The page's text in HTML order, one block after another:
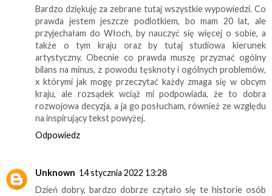
Bardzo dziękuję za zebrane tutaj wszystkie wypowiedzi. Co
prawda jestem jeszcze podlotkiem, bo mam 20 lat, ale
przyjechałam do Włoch, by nauczyć się więcej o sobie, a
także o tym kraju oraz by tutaj studiowa kierunek
artystyczny. Obecnie co prawda muszę przyznać ogólny
bilans na minus, z powodu tęsknoty i ogólnych problemów,
x którymi jak mogę przeczytać każdy zmaga się w obcym
kraju, ale rozsądek wciąż mi podpowiada, że to dobra
rozwojowa decyzja, a ja go posłucham, również ze względu
na inspirujący tekst powyżej.
Odpowiedz
Unknown 14 stycznia 2022 13:28
Dzień dobry, bardzo dobrze czytało się te historie osób